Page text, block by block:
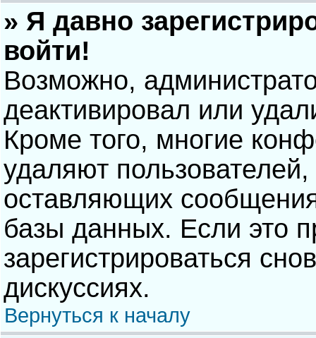
» Я давно
войти!
Возможно,
деактивировал или
Кроме того, многие
удаляют
оставляющих
базы данных. Если это
зарегистрироваться
дискуссиях.
Вернуться к началу